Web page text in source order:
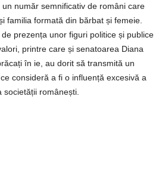
număr semnificativ de români care
familia formată din bărbat și femeie.
prezența unor figuri politice și publice
printre care și senatoarea Diana
în ie, au dorit să transmită un
consideră a fi o influență excesivă a
românești.